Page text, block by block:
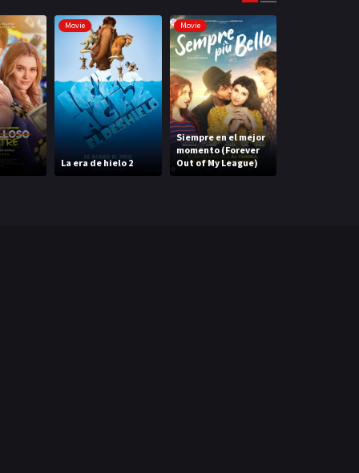
Movie
La era de hielo 2
Movie
Siempre en el mejor
momento (Forever
Out of My League)